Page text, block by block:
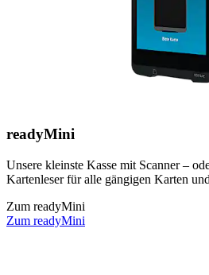
readyMini
Unsere kleinste Kasse mit Scanner –
Kartenleser für alle gängigen Karten
Zum readyMini
Zum readyMini